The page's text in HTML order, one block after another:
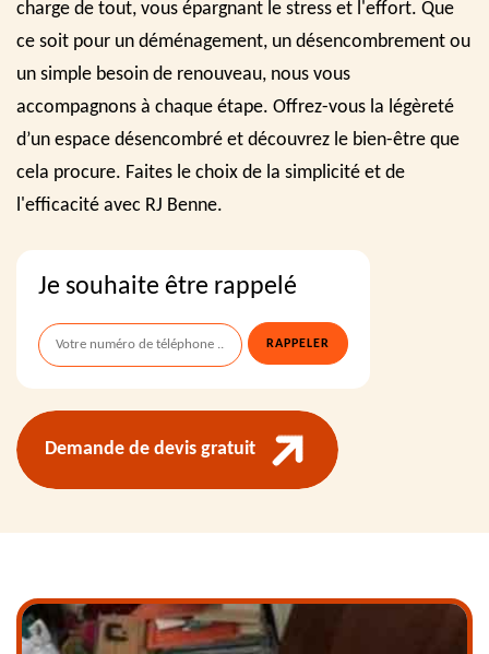
charge de tout, vous épargnant le stress et l'effort. Que
ce soit pour un déménagement, un désencombrement ou
un simple besoin de renouveau, nous vous
accompagnons à chaque étape. Offrez-vous la légèreté
d’un espace désencombré et découvrez le bien-être que
cela procure. Faites le choix de la simplicité et de
l'efficacité avec RJ Benne.
Je souhaite être rappelé
Demande de devis gratuit